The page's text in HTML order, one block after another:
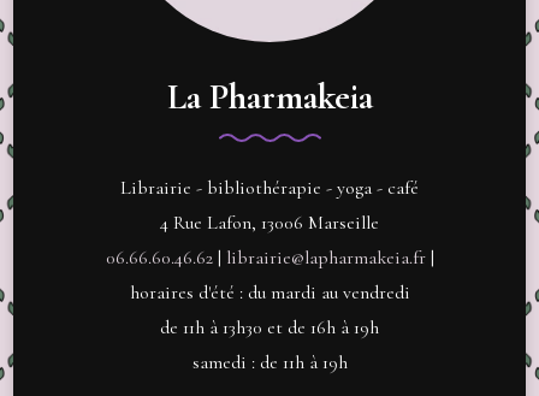
La Pharmakeia
Librairie - bibliothérapie - yoga - café
4 Rue Lafon, 13006 Marseille
06.66.60.46.62| librairie@lapharmakeia.fr|
horaires d'été : du mardi au vendredi
de 11h à 13h30 et de 16h à 19h
samedi : de 11h à 19h